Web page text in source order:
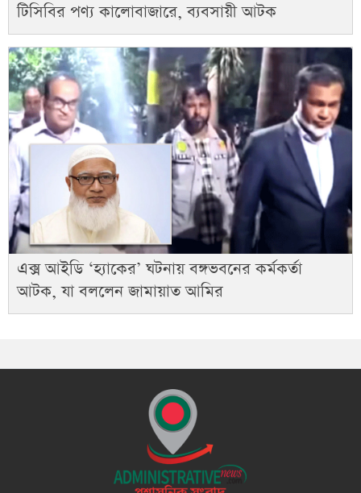
টিসিবির পণ্য কালোবাজারে, ব্যবসায়ী আটক
এক্স আইডি ‘হ্যাকের’ ঘটনায় বঙ্গভবনের কর্মকর্তা
আটক, যা বললেন জামায়াত আমির